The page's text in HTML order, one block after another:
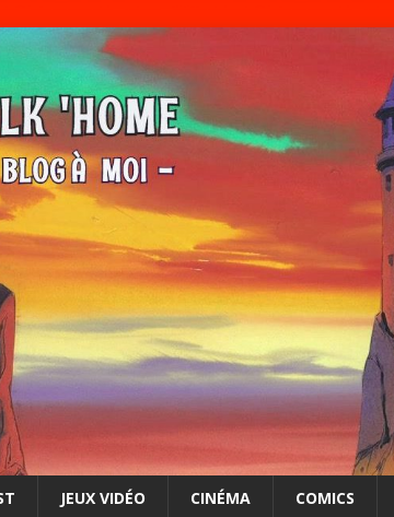
JEUX VIDÉO CINÉMA COMICS